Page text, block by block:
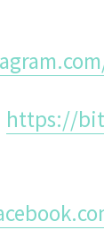
https://